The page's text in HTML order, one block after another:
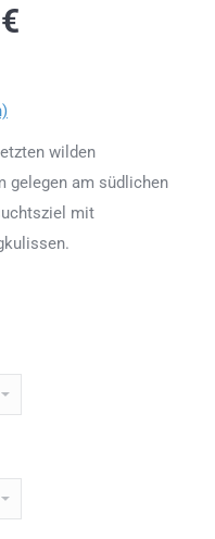
€
wilden
gelegen am südlichen
mit